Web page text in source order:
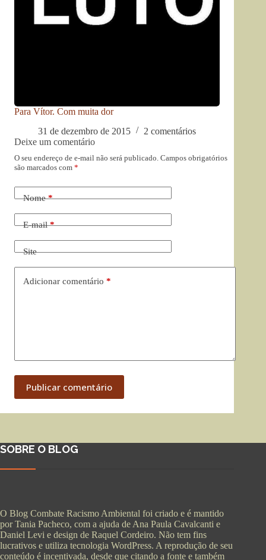
Para Vítor. Com muita dor
31 de dezembro de 2015
2 comentários
Deixe um comentário
O seu endereço de e-mail não será publicado. Campos obrigatórios
são marcados com *
Nome*
E-mail*
Site
Adicionar comentário *
Publicar comentário
SOBRE O BLOG
O Blog Combate Racismo Ambiental foi criado e é mantido
por Tania Pacheco, com a ajuda de Ana Paula Cavalcanti e
Daniel Levi e design de Raquel Cordeiro. Não tem fins
lucrativos e utiliza tecnologia WordPress. A reprodução de seu
conteúdo é incentivada, desde que citando a fonte e também